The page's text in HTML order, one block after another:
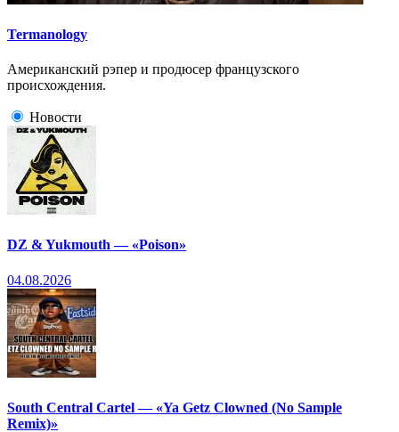
Termanology
Американский рэпер и продюсер французского
происхождения.
Новости
DZ & Yukmouth — «Poison»
04.08.2026
South Central Cartel — «Ya Getz Clowned (No Sample
Remix)»